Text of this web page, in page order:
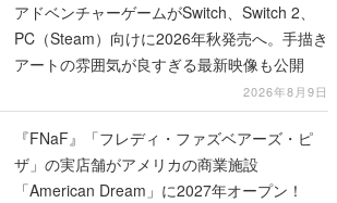
アドベンチャーゲームがSwitch、Switch 2、
PC（Steam）向けに2026年秋発売へ。手描き
アートの雰囲気が良すぎる最新映像も公開
2026年8月9日
『FNaF』「フレディ・ファズベアーズ・ピ
ザ」の実店舗がアメリカの商業施設
「American Dream」に2027年オープン！